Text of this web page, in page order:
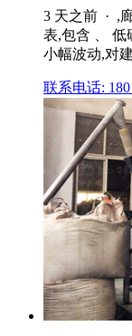
3 天之前 · ,
表,包含 、 低
小幅波动,对
联系电话: 180